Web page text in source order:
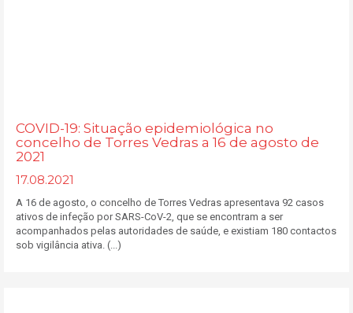
COVID-19: Situação epidemiológica no
concelho de Torres Vedras a 16 de agosto de
2021
17.08.2021
A 16 de agosto, o concelho de Torres Vedras apresentava 92 casos
ativos de infeção por SARS-CoV-2, que se encontram a ser
acompanhados pelas autoridades de saúde, e existiam 180 contactos
sob vigilância ativa. (...)